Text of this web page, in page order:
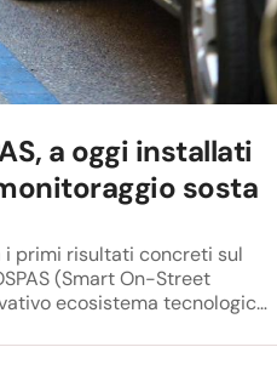
a oggi installati
sosta
i primi risultati concreti sul
(Smart On-Street
ecosistema tecnologico
e cofinanziato dall'Unione